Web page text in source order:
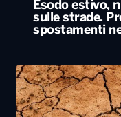
Esodo estivo,
sulle strade.
spostamenti